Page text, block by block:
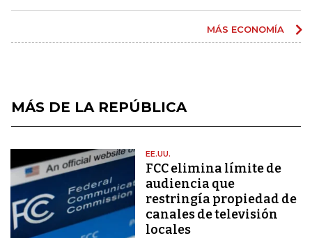
MÁS ECONOMÍA
MÁS DE LA REPÚBLICA
EE.UU.
FCC elimina límite de
audiencia que
restringía propiedad de
canales de televisión
locales